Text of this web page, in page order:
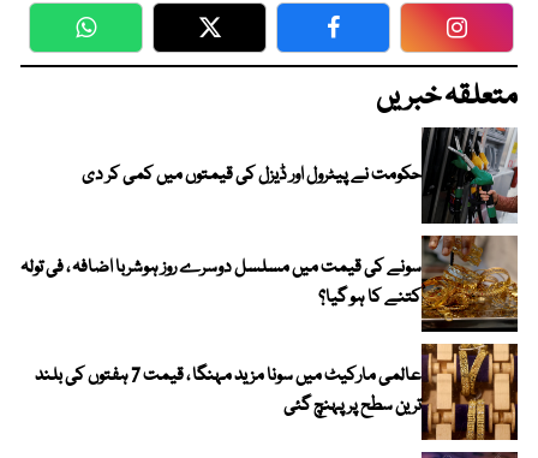
WhatsApp Twitter Facebook
متعلقہ خبریں
حکومت نے پیٹرول اور ڈیزل کی قیمتوں میں کمی کر دی
سونے کی قیمت میں مسلسل دوسرے روز ہوشربا اضافہ ، فی تولہ
کتنے کا ہو گیا؟
عالمی مارکیٹ میں سونا مزید مہنگا ، قیمت 7 ہفتوں کی بلند
ترین سطح پر پہنچ گئی